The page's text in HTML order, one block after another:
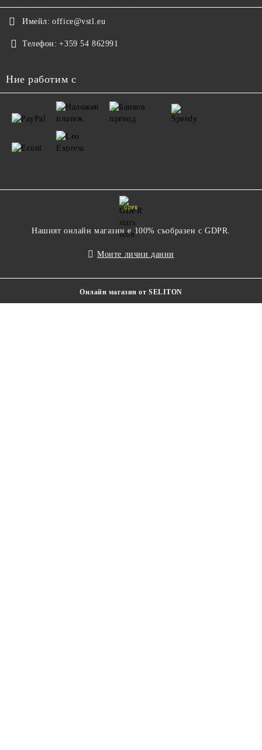
Имейл: office@vstl.eu
Телефон: +359 54 862991
Ние работим с
GDPR
Нашият онлайн магазин е 100% съобразен с GDPR.
Моите лични данни
Онлайн магазин от SELITON